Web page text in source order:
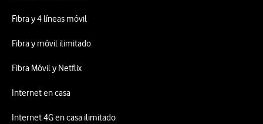
Fibra y 4 líneas móvil
Fibra y móvil ilimitado
Fibra Móvil y Netflix
Internet en casa
Internet 4G en casa ilimitado